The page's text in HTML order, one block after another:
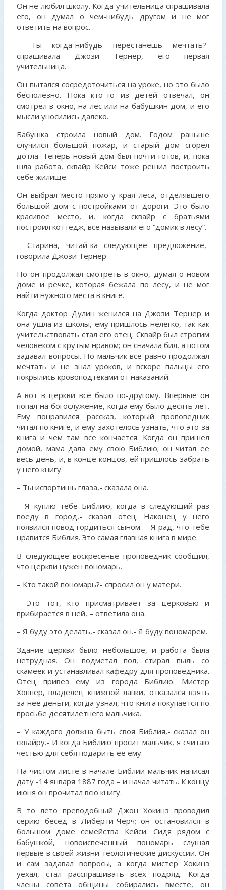
Он не любил школу. Когда учительница спрашивала
его, он думал о чем-нибудь другом и не мог
ответить на вопрос.
– Ты когда-нибудь перестанешь мечтать?-
спрашивала Джози Тернер, его первая
учительница.
Он пытался сосредоточиться на уроке, но это было
бесполезно. Пока кто-то из детей отвечал, он
смотрел в окно, на лес или на бабушкин дом, и его
мысли уносились далеко.
Бабушка строила новый дом. Годом раньше
случился большой пожар, и старый дом сгорел
дотла. Теперь новый дом был почти готов, и, пока
шла работа, сквайр Кейси тоже решил построить
себе жилище.
Он выбрал место прямо у края леса, отделявшего
большой дом с постройками от дороги. Это было
красивое место, и, когда сквайр с братьями
построил коттедж, все называли его “домик в лесу”.
– Старина, читай-ка следующее предложение,-
говорила Джози Тернер.
Но он продолжал смотреть в окно, думая о новом
доме и речке, которая бежала по лесу, и не мог
найти нужного места в книге.
Когда доктор Дулин женился на Джози Тернер и
она ушла из школы, ему пришлось нелегко, так как
учительствовать стал его отец. Сквайр был строгим
человеком с крутым нравом; он сначала бил, а потом
задавал вопросы. Но мальчик все равно продолжал
мечтать и не знал уроков, и вскоре пальцы его
покрылись кровоподтеками от наказаний.
А вот в церкви все было по-другому. Впервые он
попал на богослужение, когда ему было десять лет.
Ему понравился рассказ, который проповедник
читал по книге, и ему захотелось узнать, что это за
книга и чем там все кончается. Когда он пришел
домой, мама дала ему свою Библию; он читал ее
весь день, и, в конце концов, ей пришлось забрать
у него книгу.
– Ты испортишь глаза,- сказала она.
– Я куплю тебе Библию, когда в следующий раз
поеду в город,- сказал отец. Наконец у него
появился повод гордиться сыном. – Я рад, что тебе
нравится Библия. Это самая главная книга в мире.
В следующее воскресенье проповедник сообщил,
что церкви нужен пономарь.
– Кто такой пономарь?- спросил он у матери.
– Это тот, кто присматривает за церковью и
прибирается в ней, – ответила она.
– Я буду это делать,- сказал он.- Я буду пономарем.
Здание церкви было небольшое, и работа была
нетрудная. Он подметал пол, стирал пыль со
скамеек и устанавливал кафедру для проповедника.
Отец привез ему из города Библию. Мистер
Хоппер, владелец книжной лавки, отказался взять
за нее деньги, когда узнал, что книга покупается по
просьбе десятилетнего мальчика.
– У каждого должна быть своя Библия,- сказал он
сквайру.- И когда Библию просит мальчик, я считаю
честью для себя подарить ее ему.
На чистом листе в начале Библии мальчик написал
дату -14 января 1887 года – и начал читать. К концу
июня он прочитал всю книгу.
В то лето преподобный Джон Хокинз проводил
серию бесед в Либерти-Черч; он остановился в
большом доме семейства Кейси. Сидя рядом с
бабушкой, новоиспеченный пономарь слушал
первые в своей жизни теологические дискуссии. Он
и сам задавал вопросы, а когда мистер Хокинз
уехал, стал расспрашивать всех подряд. Когда
члены совета общины собирались вместе, он